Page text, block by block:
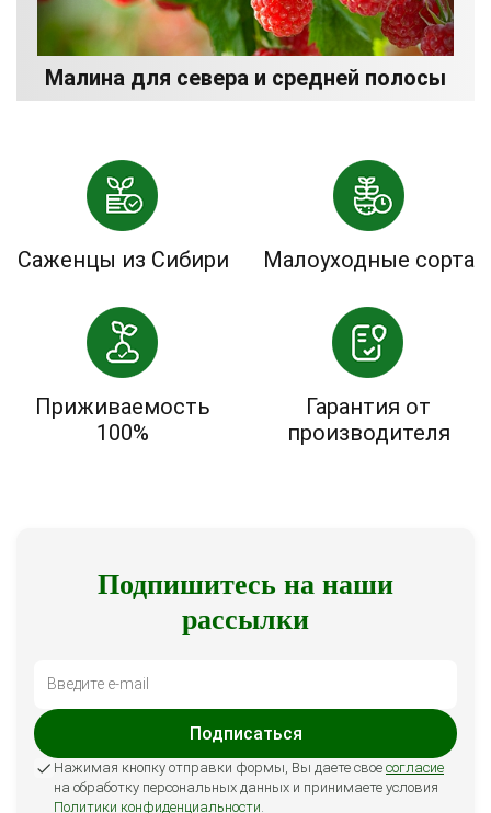
Малина для севера и средней полосы
Саженцы из Сибири Малоуходные сорта
Приживаемость
100%
Гарантия от
производителя
Подпишитесь на наши
рассылки
Подписаться
Нажимая кнопку отправки формы, Вы даете свое согласие
на обработку персональных данных и принимаете условия
Политики конфиденциальности.